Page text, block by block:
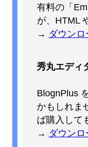
有料の「
が、HTML
→ ダウン
秀丸エディ
BlognPlus
かもしれま
ば購入して
→ ダウン